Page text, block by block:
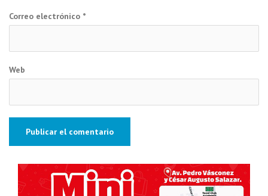
Correo electrónico *
Web